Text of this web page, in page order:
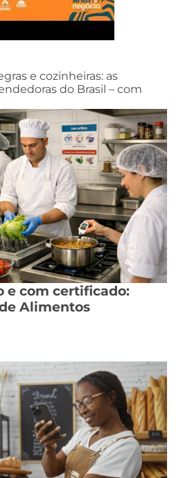
e cozinheiras: as
do Brasil – com
e com certificado:
Alimentos